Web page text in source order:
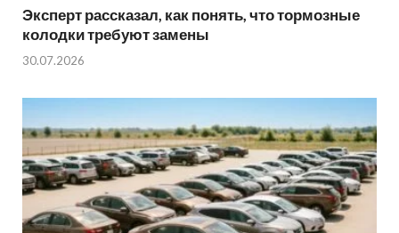
Эксперт рассказал, как понять, что тормозные
колодки требуют замены
30.07.2026